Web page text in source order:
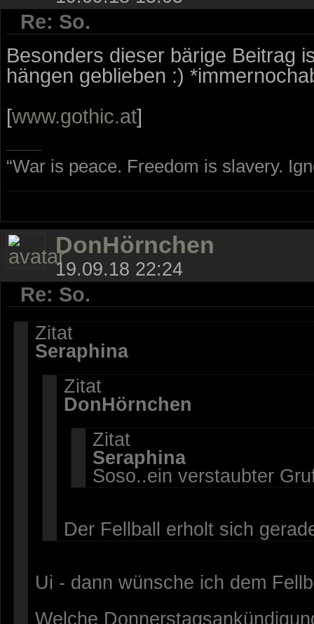
Re: So.
Besonders dieser bärige Beitrag
hängen geblieben :)
[www.gothic.at]
“War is peace. Freedom is slavery.
DonHörnchen
19.09.18 22:24
Re: So.
Zitat
Seraphina
Zitat
DonHörnchen
Zitat
Seraphina
Soso..ein verstaubter
Der Fellball erholt sich
Ui - dann wünsche ich dem
Welche